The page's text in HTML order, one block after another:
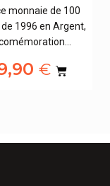
monnaie de 100
1996 en Argent,
€